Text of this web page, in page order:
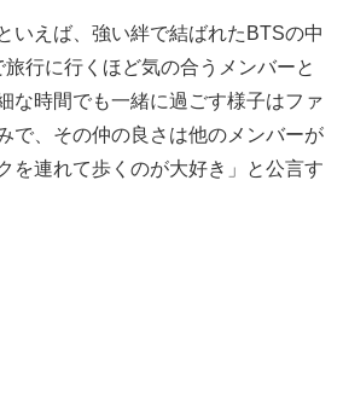
いえば、強い絆で結ばれたBTSの中
行に行くほど気の合うメンバーと
な時間でも一緒に過ごす様子はファ
で、その仲の良さは他のメンバーが
を連れて歩くのが大好き」と公言す